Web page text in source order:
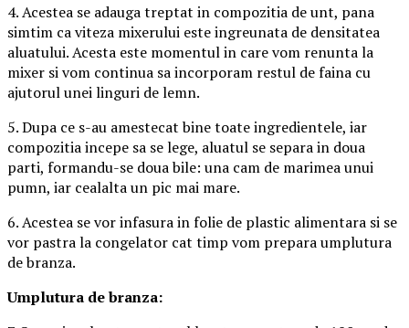
4. Acestea se adauga treptat in compozitia de unt, pana
simtim ca viteza mixerului este ingreunata de densitatea
aluatului. Acesta este momentul in care vom renunta la
mixer si vom continua sa incorporam restul de faina cu
ajutorul unei linguri de lemn.
5. Dupa ce s-au amestecat bine toate ingredientele, iar
compozitia incepe sa se lege, aluatul se separa in doua
parti, formandu-se doua bile: una cam de marimea unui
pumn, iar cealalta un pic mai mare.
6. Acestea se vor infasura in folie de plastic alimentara si se
vor pastra la congelator cat timp vom prepara umplutura
de branza.
Umplutura de branza: